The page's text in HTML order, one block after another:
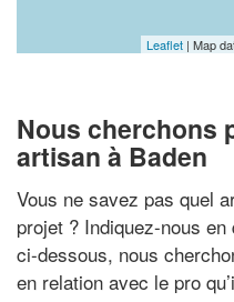
Leaflet | Map
Nous cherchons
artisan à Baden
Vous ne savez pas quel
projet ? Indiquez-nous
ci-dessous, nous
en relation avec le pro